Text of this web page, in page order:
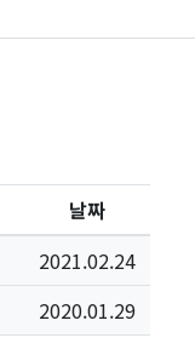
날짜
2021.02.24
2020.01.29